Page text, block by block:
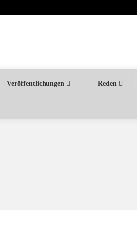
Veröffentlichungen Reden